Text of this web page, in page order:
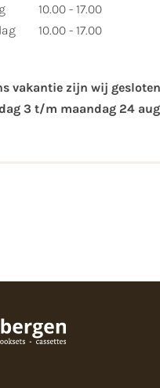
10.00 - 17.00
10.00 - 17.00
vakantie zijn wij gesloten
3 t/m maandag 24